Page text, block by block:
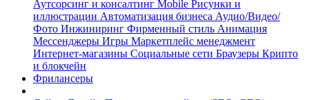
Аутсорсинг и консалтинг Mobile Рисунки и
иллюстрации Автоматизация бизнеса Аудио/Видео/
Фото Инжиниринг Фирменный стиль Анимация
Мессенджеры Игры Маркетплейс менеджмент
Интернет-магазины Социальные сети Браузеры Крипто
и блокчейн
Фрилансеры